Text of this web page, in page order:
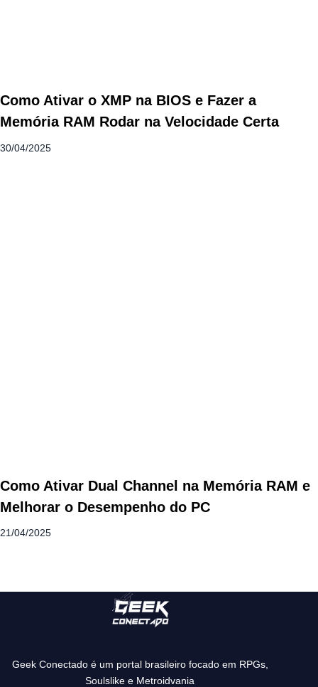
Como Ativar o XMP na BIOS e Fazer a
Memória RAM Rodar na Velocidade Certa
30/04/2025
Como Ativar Dual Channel na Memória RAM e
Melhorar o Desempenho do PC
21/04/2025
Geek Conectado é um portal brasileiro focado em RPGs,
Soulslike e Metroidvania